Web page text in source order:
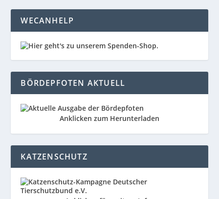
WECANHELP
BÖRDEPFOTEN AKTUELL
Anklicken zum Herunterladen
KATZENSCHUTZ